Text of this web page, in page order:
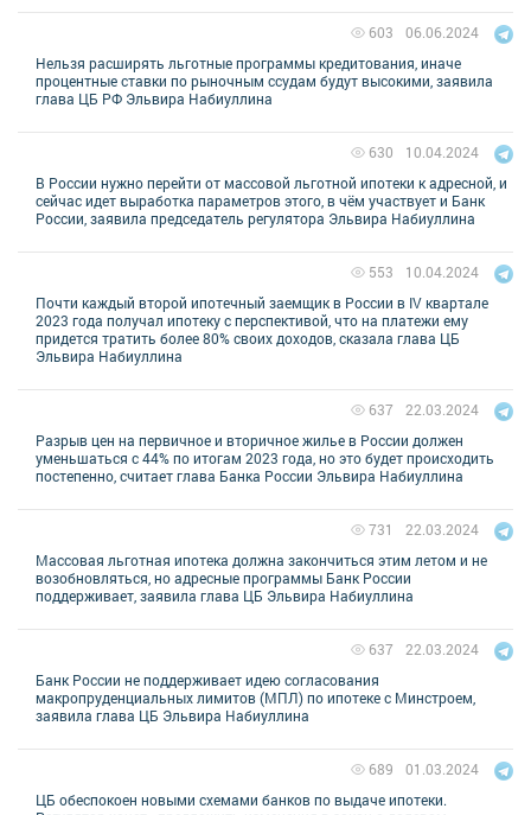
Нельзя расширять льготные программы кредитования, иначе
процентные ставки по рыночным ссудам будут высокими, заявила
глава ЦБ РФ Эльвира Набиуллина
06.06.2024
603
В России нужно перейти от массовой льготной ипотеки к адресной, и
сейчас идет выработка параметров этого, в чём участвует и Банк
России, заявила председатель регулятора Эльвира Набиуллина
10.04.2024
630
Почти каждый второй ипотечный заемщик в России в IV квартале
2023 года получал ипотеку с перспективой, что на платежи ему
придется тратить более 80% своих доходов, сказала глава ЦБ
Эльвира Набиуллина
10.04.2024
553
Разрыв цен на первичное и вторичное жилье в России должен
уменьшаться с 44% по итогам 2023 года, но это будет происходить
постепенно, считает глава Банка России Эльвира Набиуллина
22.03.2024
637
Массовая льготная ипотека должна закончиться этим летом и не
возобновляться, но адресные программы Банк России
поддерживает, заявила глава ЦБ Эльвира Набиуллина
22.03.2024
731
Банк России не поддерживает идею согласования
макропруденциальных лимитов (МПЛ) по ипотеке с Минстроем,
заявила глава ЦБ Эльвира Набиуллина
22.03.2024
637
ЦБ обеспокоен новыми схемами банков по выдаче ипотеки.
01.03.2024
689